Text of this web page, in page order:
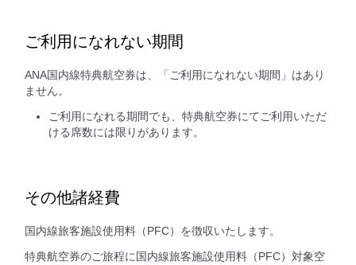
ご利用になれない期間
ANA国内線特典航空券は、「ご利用になれない期間」はあり
ません。
ご利用になれる期間でも、特典航空券にてご利用いただ
ける席数には限りがあります。
その他諸経費
国内線旅客施設使用料（PFC）を徴収いたします。
特典航空券のご旅程に国内線旅客施設使用料（PFC）対象空